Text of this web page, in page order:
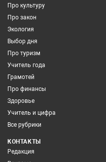
Про культуру
Про закон
Экология
Выбор дня
Про туризм
Учитель года
Грамотей
Про финансы
Здоровье
Учитель и цифра
Все рубрики
КОНТАКТЫ
Редакция